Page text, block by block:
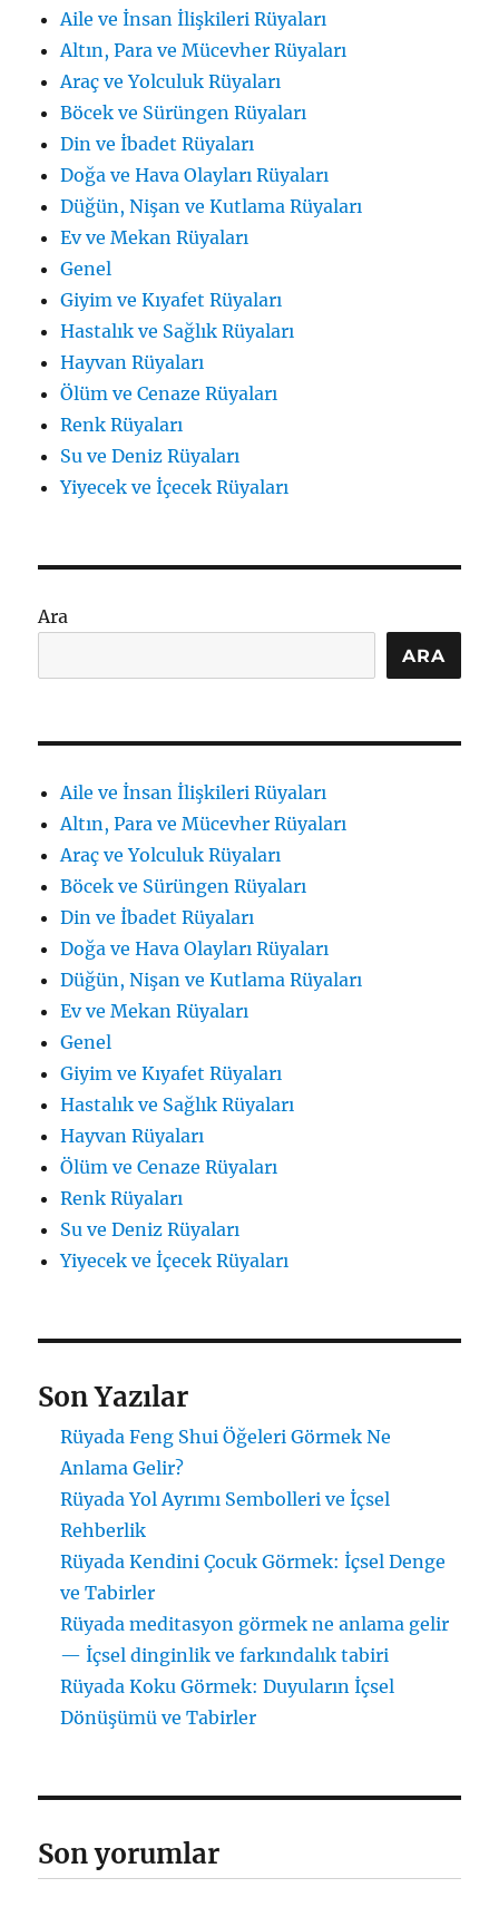
Aile ve İnsan İlişkileri Rüyaları
Altın, Para ve Mücevher Rüyaları
Araç ve Yolculuk Rüyaları
Böcek ve Sürüngen Rüyaları
Din ve İbadet Rüyaları
Doğa ve Hava Olayları Rüyaları
Düğün, Nişan ve Kutlama Rüyaları
Ev ve Mekan Rüyaları
Genel
Giyim ve Kıyafet Rüyaları
Hastalık ve Sağlık Rüyaları
Hayvan Rüyaları
Ölüm ve Cenaze Rüyaları
Renk Rüyaları
Su ve Deniz Rüyaları
Yiyecek ve İçecek Rüyaları
Ara
ARA
Aile ve İnsan İlişkileri Rüyaları
Altın, Para ve Mücevher Rüyaları
Araç ve Yolculuk Rüyaları
Böcek ve Sürüngen Rüyaları
Din ve İbadet Rüyaları
Doğa ve Hava Olayları Rüyaları
Düğün, Nişan ve Kutlama Rüyaları
Ev ve Mekan Rüyaları
Genel
Giyim ve Kıyafet Rüyaları
Hastalık ve Sağlık Rüyaları
Hayvan Rüyaları
Ölüm ve Cenaze Rüyaları
Renk Rüyaları
Su ve Deniz Rüyaları
Yiyecek ve İçecek Rüyaları
Son Yazılar
Rüyada Feng Shui Öğeleri Görmek Ne
Anlama Gelir?
Rüyada Yol Ayrımı Sembolleri ve İçsel
Rehberlik
Rüyada Kendini Çocuk Görmek: İçsel Denge
ve Tabirler
Rüyada meditasyon görmek ne anlama gelir
— İçsel dinginlik ve farkındalık tabiri
Rüyada Koku Görmek: Duyuların İçsel
Dönüşümü ve Tabirler
Son yorumlar